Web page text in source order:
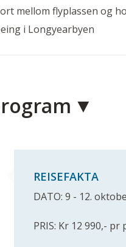
mellom flyplassen og
i Longyearbyen
REISEFAKTA
DATO: 9 - 12.
PRIS: Kr 12 990,-